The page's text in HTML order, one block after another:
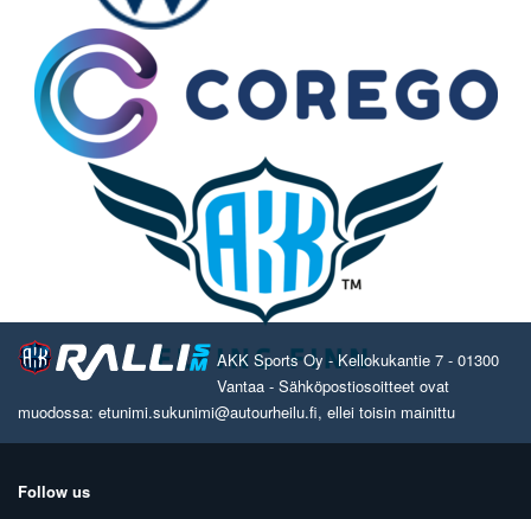
AKK Sports Oy - Kellokukantie 7 - 01300
Vantaa - Sähköpostiosoitteet ovat
muodossa: etunimi.sukunimi@autourheilu.fi, ellei toisin mainittu
Follow us